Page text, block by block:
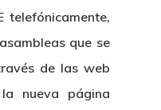
telefónicamente,
que se
de las web
nueva página